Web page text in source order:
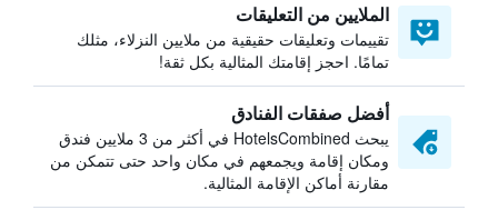
الملايين من التعليقات
تقييمات وتعليقات حقيقية من ملايين النزلاء، مثلك
تمامًا. احجز إقامتك المثالية بكل ثقة!
أفضل صفقات الفنادق
يبحث HotelsCombined في أكثر من 3 ملايين فندق
ومكان إقامة ويجمعهم في مكان واحد حتى تتمكن من
مقارنة أماكن الإقامة المثالية.